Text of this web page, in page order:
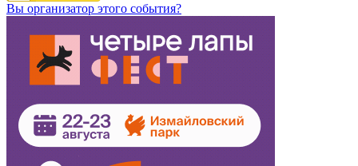
Вы организатор этого события?